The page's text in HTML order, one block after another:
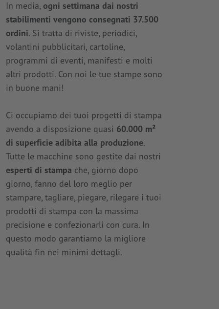
In media, ogni settimana dai nostri
stabilimenti vengono consegnati 37.500
ordini. Si tratta di riviste, periodici,
volantini pubblicitari, cartoline,
programmi di eventi, manifesti e molti
altri prodotti. Con noi le tue stampe sono
in buone mani!
Ci occupiamo dei tuoi progetti di stampa
avendo a disposizione quasi 60.000 m²
di superficie adibita alla produzione.
Tutte le macchine sono gestite dai nostri
esperti di stampa che, giorno dopo
giorno, fanno del loro meglio per
stampare, tagliare, piegare, rilegare i tuoi
prodotti di stampa con la massima
precisione e confezionarli con cura. In
questo modo garantiamo la migliore
qualità fin nei minimi dettagli.